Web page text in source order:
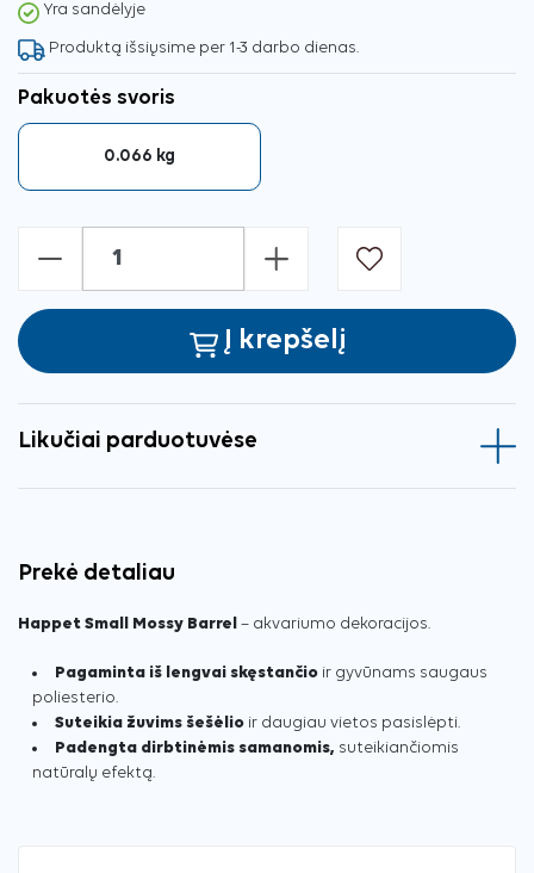
Yra sandėlyje
Produktą išsiųsime per 1-3 darbo dienas.
Pakuotės svoris
0.066 kg
- +
Į krepšelį
Likučiai parduotuvėse
Prekė detaliau
Happet Small Mossy Barrel – akvariumo dekoracijos.
Pagaminta iš lengvai skęstančio ir gyvūnams saugaus
poliesterio.
Suteikia žuvims šešėlio ir daugiau vietos pasislėpti.
Padengta dirbtinėmis samanomis, suteikiančiomis
natūralų efektą.